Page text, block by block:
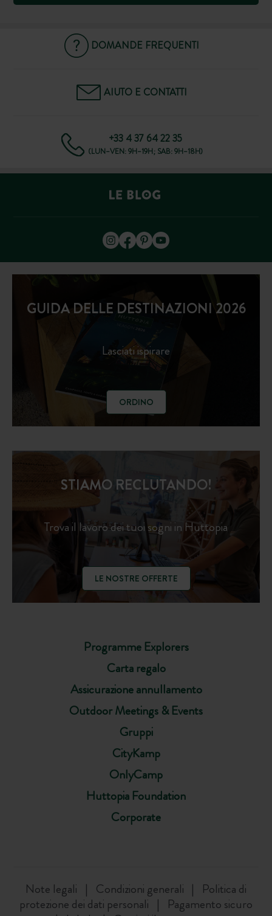
DOMANDE FREQUENTI
AIUTO E CONTATTI
+33 4 37 64 22 35
(LUN–VEN: 9H–19H; SAB: 9H–18H)
GUIDA DELLE DESTINAZIONI 2026
Lasciati ispirare
ORDINO
Programme Explorers
Carta regalo
Assicurazione annullamento
Outdoor Meetings & Events
Gruppi
CityKamp
OnlyCamp
Huttopia Foundation
Corporate
STIAMO RECLUTANDO!
Trova il lavoro dei tuoi sogni in Huttopia
LE NOSTRE OFFERTE
Note legali Condizioni generali
Politica di
protezione dei dati personali
Pagamento sicuro